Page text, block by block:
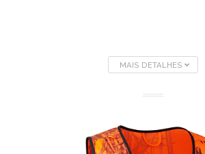
MAIS DETALHES